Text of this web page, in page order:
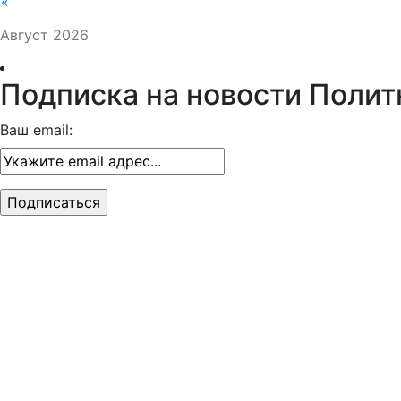
Август 2026
Подписка на новости
Ваш email: